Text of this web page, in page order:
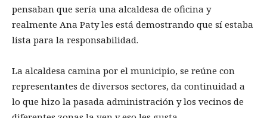
pensaban que sería una alcaldesa de oficina y
realmente Ana Paty les está demostrando que sí estaba
lista para la responsabilidad.
La alcaldesa camina por el municipio, se reúne con
representantes de diversos sectores, da continuidad a
lo que hizo la pasada administración y los vecinos de